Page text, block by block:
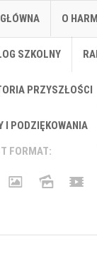
O
SZKOLNY
PRZYSZŁOŚCI
I PODZIĘKOWANIA
FORMAT: